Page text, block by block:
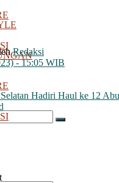
Redaksi
- 15:05 WIB